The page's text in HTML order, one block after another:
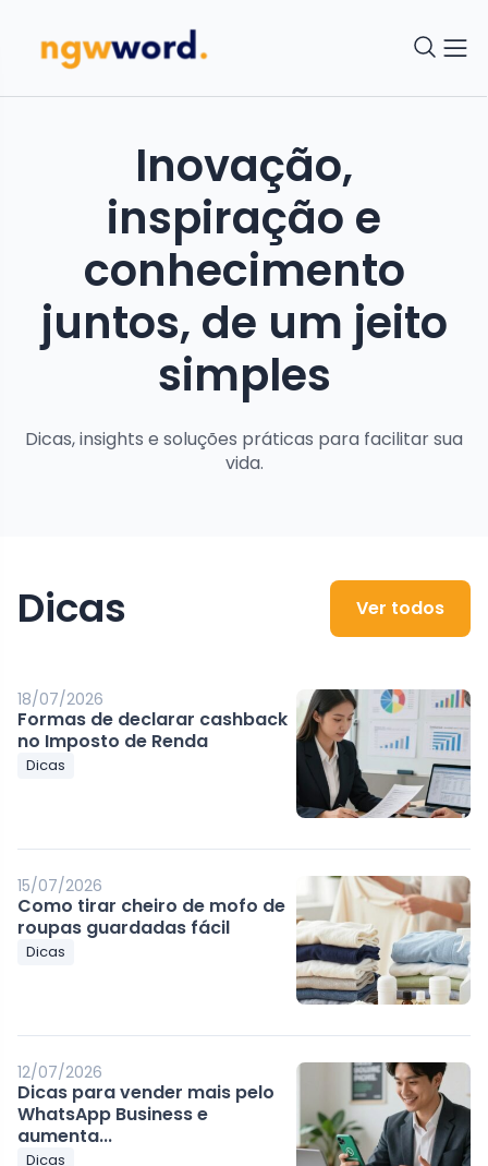
Inovação,
inspiração e
conhecimento
juntos, de um jeito
simples
Dicas, insights e soluções práticas para facilitar sua
vida.
Dicas Ver todos
18/07/2026
Formas de declarar cashback
no Imposto de Renda
Dicas
15/07/2026
Como tirar cheiro de mofo de
roupas guardadas fácil
Dicas
12/07/2026
Dicas para vender mais pelo
WhatsApp Business e
aumenta...
Dicas